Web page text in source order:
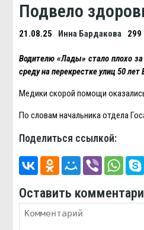
Подвело
21.08.25 Инна Бардакова 299
Водителю «Лады» стало плохо
среду на перекрестке улиц 50
Медики скорой помощи
По словам начальника отдела
Поделиться ссылкой:
Оставить